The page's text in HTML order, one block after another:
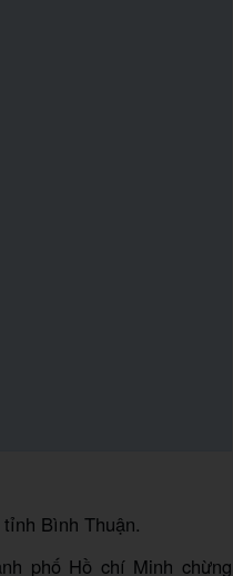
Bình Thuận.
phố Hồ chí Minh chừng